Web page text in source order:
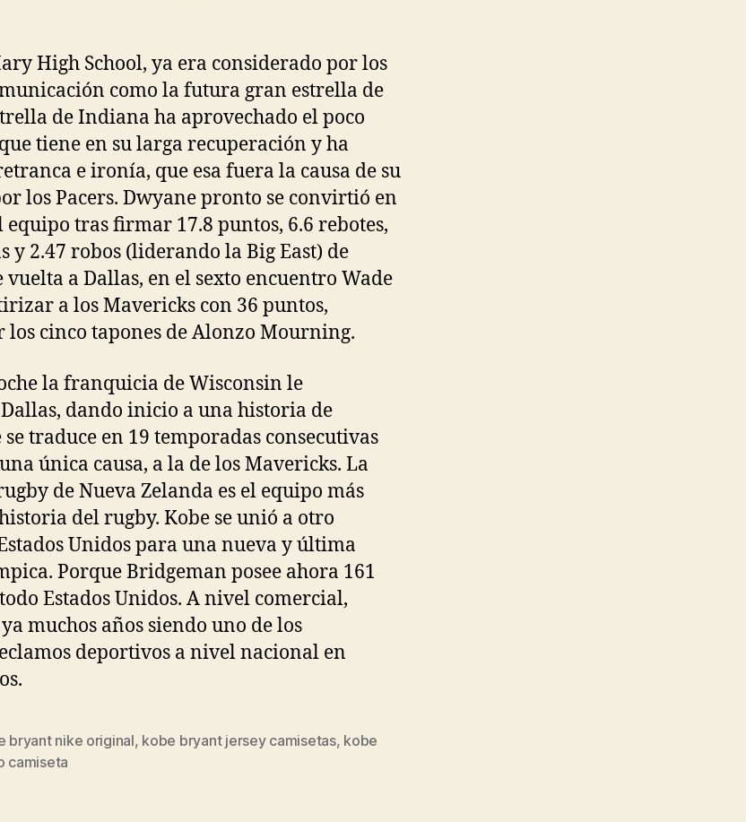
High School, ya era considerado por los
como la futura gran estrella de
de Indiana ha aprovechado el poco
tiene en su larga recuperación y ha
e ironía, que esa fuera la causa de su
los Pacers. Dwyane pronto se convirtió en
tras firmar 17.8 puntos, 6.6 rebotes,
y 2.47 robos (liderando la Big East) de
vuelta a Dallas, en el sexto encuentro Wade
a los Mavericks con 36 puntos,
los cinco tapones de Alonzo Mourning.
la franquicia de Wisconsin le
dando inicio a una historia de
traduce en 19 temporadas consecutivas
única causa, a la de los Mavericks. La
de Nueva Zelanda es el equipo más
del rugby. Kobe se unió a otro
Unidos para una nueva y última
Porque Bridgeman posee ahora 161
Estados Unidos. A nivel comercial,
muchos años siendo uno de los
deportivos a nivel nacional en
bryant nike original, kobe bryant jersey camisetas, kobe
camiseta